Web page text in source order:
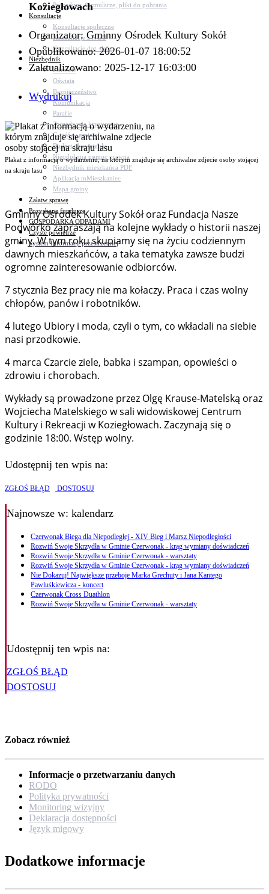
Procedury, formularze, pliki do pobrania
Konsultacje
Konsultacje społeczne
Konsultacje z NGO
Konsultacje dot. dróg
Niezbędnik
Zdrowie
Oświata
Bezpieczeństwo
Komunikacja
Parafie
Zarządzanie kryzysowe
C.ześć w gminie!
Budżet obywatelski
Nieodpłatna pomoc prawna
Niezbędnik mieszkańca PDF
Aplikacja mMieszkaniec
Mapa gminy
Załatw sprawę
Pozyskane fundusze
GOSPODARKA ODPADAMI
Czyste powietrze
System Informacji przestrzennej
Koziegłowach
Organizator: Gminny Ośrodek Kultury Sokół
Opublikowano: 2026-01-07 18:00:52
Zaktualizowano: 2025-12-17 16:03:00
Wydrukuj
Plakat z informacją o wydarzeniu, na którym znajduje się archiwalne zdjecie osoby stojącej
na skraju lasu
Gminny Ośrodek Kultury Sokół oraz Fundacja Nasze
Podwórko zapraszają na kolejne wykłady o historii naszej
gminy. W tym roku skupiamy się na życiu codziennym
dawnych mieszkańców, a taka tematyka zawsze budzi
ogromne zainteresowanie odbiorców.
7 stycznia Bez pracy nie ma kołaczy. Praca i czas wolny
chłopów, panów i robotników.
4 lutego Ubiory i moda, czyli o tym, co wkładali na siebie
nasi przodkowie.
4 marca Czarcie ziele, babka i szampan, opowieści o
zdrowiu i chorobach.
Wykłady są prowadzone przez Olgę Krause-Matelską oraz
Wojciecha Matelskiego w sali widowiskowej Centrum
Kultury i Rekreacji w Koziegłowach. Zaczynają się o
godzinie 18:00. Wstęp wolny.
Udostępnij ten wpis na:
ZGŁOŚ BŁĄD DOSTOSUJ
Najnowsze w: kalendarz
Czerwonak Biega dla Niepodległej - XIV Bieg i Marsz Niepodległości
Rozwiń Swoje Skrzydła w Gminie Czerwonak - krąg wymiany doświadczeń
Rozwiń Swoje Skrzydła w Gminie Czerwonak - warsztaty
Rozwiń Swoje Skrzydła w Gminie Czerwonak - krąg wymiany doświadczeń
Nie Dokazuj! Największe przeboje Marka Grechuty i Jana Kantego
Pawluśkiewicza - koncert
Czerwonak Cross Duathlon
Rozwiń Swoje Skrzydła w Gminie Czerwonak - warsztaty
Udostępnij ten wpis na:
ZGŁOŚ BŁĄD
DOSTOSUJ
Zobacz również
Informacje o przetwarzaniu danych
RODO
Polityka prywatności
Monitoring wizyjny
Deklaracja dostępności
Język migowy
Dodatkowe informacje